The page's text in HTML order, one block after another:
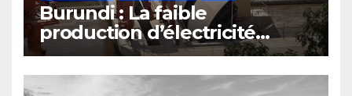
Burundi : La faible
production d’électricité
compromet le plan
d’émergence